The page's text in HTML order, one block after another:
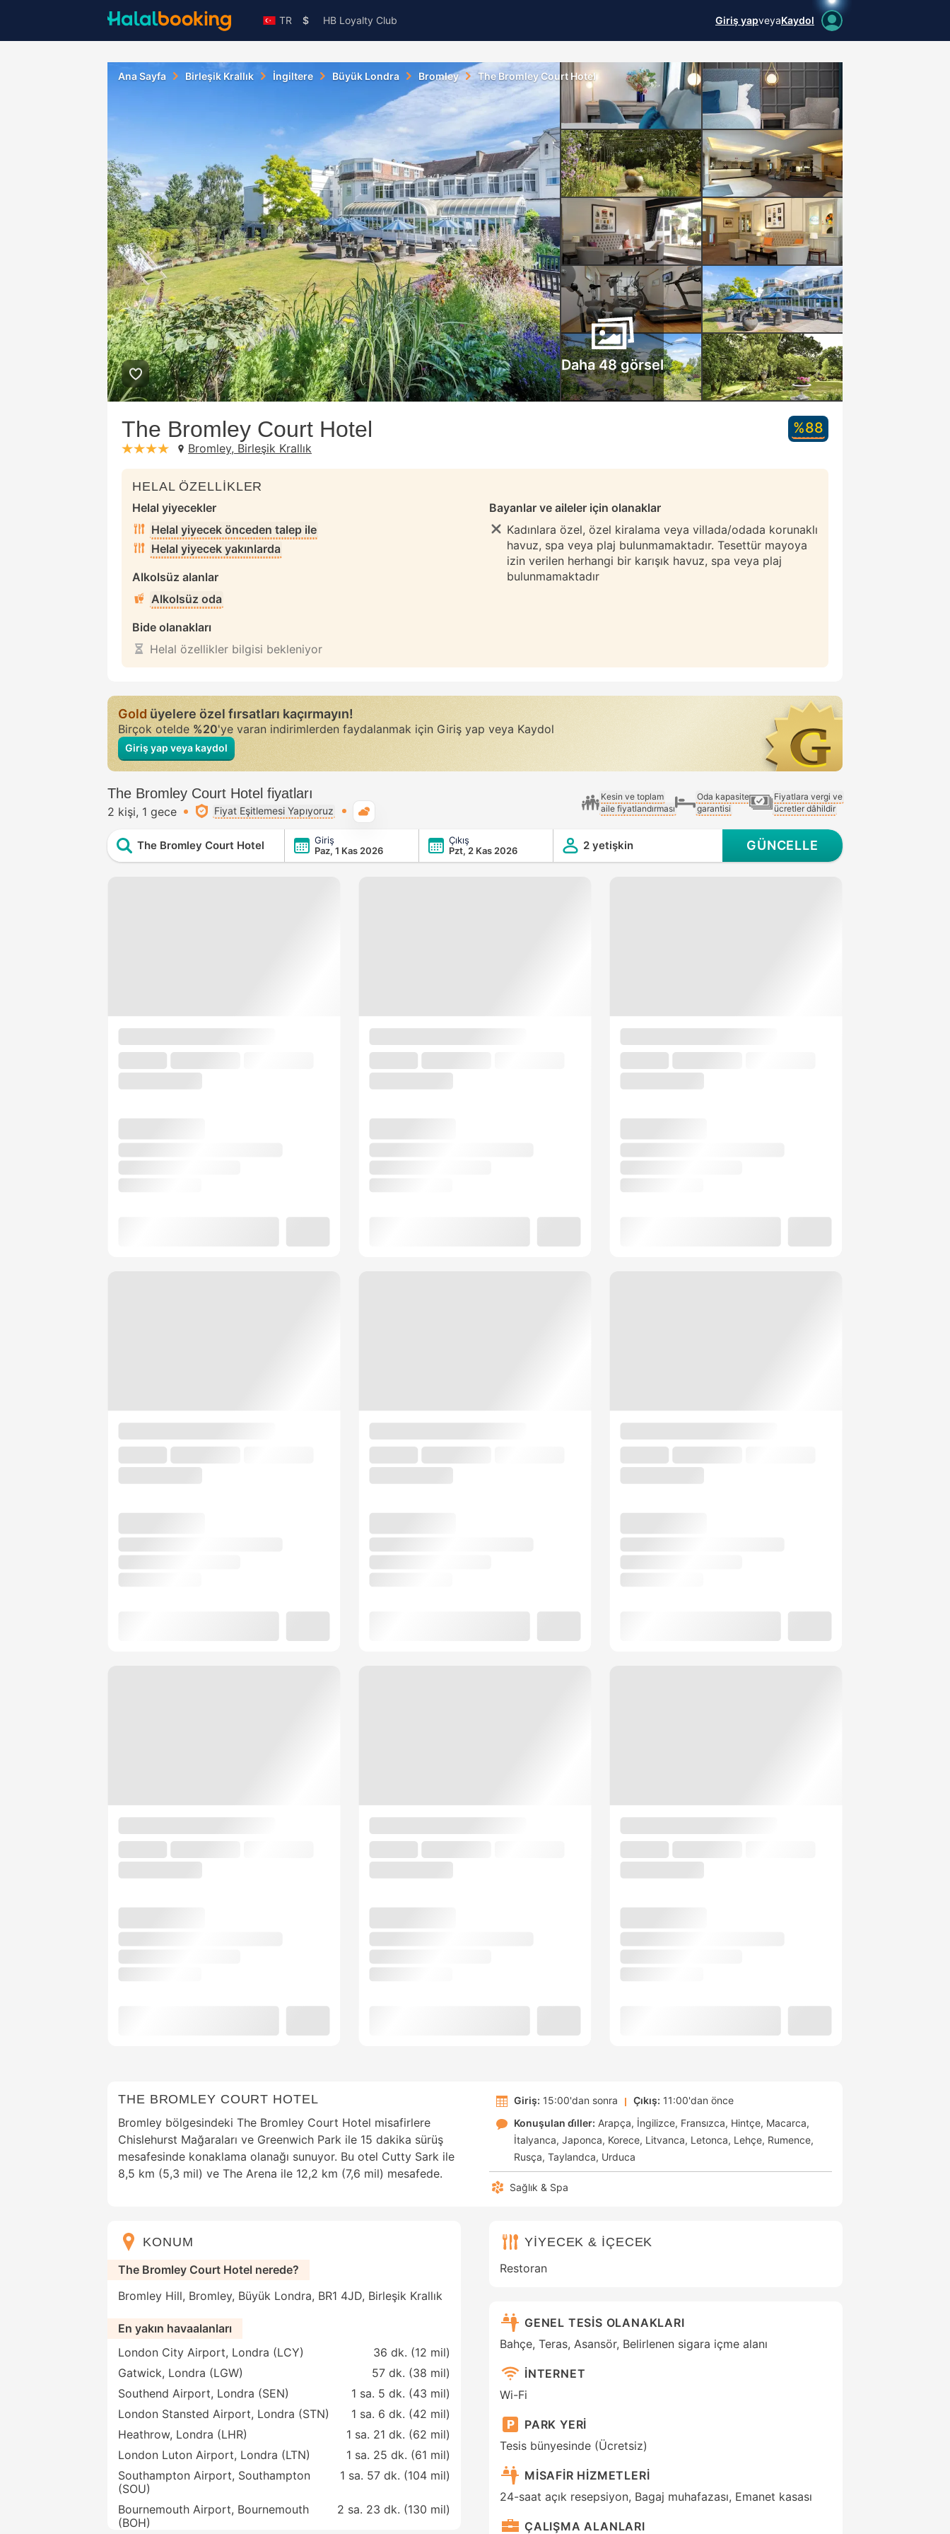
TR $ HB Loyalty Club Giriş yapveyaKaydol
Ana Sayfa Birleşik Krallık İngiltere Büyük Londra Bromley The Bromley Court Hotel
Daha 48 görsel
The Bromley Court Hotel
stars: 4Bromley, Birleşik Krallık
%88
HELAL ÖZELLİKLER
Helal yiyecekler
Helal yiyecek önceden talep ile
Helal yiyecek yakınlarda
Alkolsüz alanlar
Alkolsüz oda
Bide olanakları
Helal özellikler bilgisi bekleniyor
Bayanlar ve aileler için olanaklar
Kadınlara özel, özel kiralama veya villada/odada korunaklı
havuz, spa veya plaj bulunmamaktadır. Tesettür mayoya
izin verilen herhangi bir karışık havuz, spa veya plaj
bulunmamaktadır
Goldüyelere özel fırsatları kaçırmayın!
Birçok otelde%20'ye varan indirimlerden faydalanmak için Giriş yap veya Kaydol
Giriş yap veya kaydol
The Bromley Court Hotel fiyatları
2 kişi 1 gece Fiyat Eşitlemesi Yapıyoruz
Kesin ve toplam
aile fiyatlandırması
Oda kapasite
garantisi
Fiyatlara vergi ve
ücretler dâhildir
The Bromley Court Hotel
Giriş
Paz, 1 Kas 2026
Çıkış
Pzt, 2 Kas 2026
2 yetişkin GÜNCELLE
THE BROMLEY COURT HOTEL
Bromley bölgesindeki The Bromley Court Hotel misafirlere
Chislehurst Mağaraları ve Greenwich Park ile 15 dakika sürüş
mesafesinde konaklama olanağı sunuyor. Bu otel Cutty Sark ile
8,5 km (5,3 mil) ve The Arena ile 12,2 km (7,6 mil) mesafede.
Giriş: 15:00'dan sonra Çıkış: 11:00'dan önce
Konuşulan di̇ller: Arapça İngilizce Fransızca Hintçe Macarca
İtalyanca Japonca Korece Litvanca Letonca Lehçe Rumence
Rusça Taylandca Urduca
Sağlık & Spa
KONUM
The Bromley Court Hotel nerede?
Bromley Hill, Bromley, Büyük Londra, BR1 4JD, Birleşik Krallık
En yakın havaalanları
London City Airport, Londra (LCY)
36 dk. (12 mil)
Gatwick, Londra (LGW)
57 dk. (38 mil)
Southend Airport, Londra (SEN)
1 sa. 5 dk. (43 mil)
London Stansted Airport, Londra (STN)
1 sa. 6 dk. (42 mil)
Heathrow, Londra (LHR)
1 sa. 21 dk. (62 mil)
London Luton Airport, Londra (LTN)
1 sa. 25 dk. (61 mil)
Southampton Airport, Southampton
(SOU)
1 sa. 57 dk. (104 mil)
Bournemouth Airport, Bournemouth
(BOH)
2 sa. 23 dk. (130 mil)
YİYECEK & İÇECEK
Restoran
GENEL TESİS OLANAKLARI
Bahçe, Teras, Asansör, Belirlenen sigara içme alanı
İNTERNET
Wi-Fi
PARK YERİ
Tesis bünyesinde (Ücretsiz)
MİSAFİR HİZMETLERİ
24-saat açık resepsiyon, Bagaj muhafazası, Emanet kasası
ÇALIŞMA ALANLARI